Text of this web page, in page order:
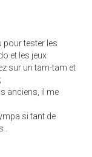
pour tester les
et les jeux
sur un tam-tam et
anciens, il me
si tant de